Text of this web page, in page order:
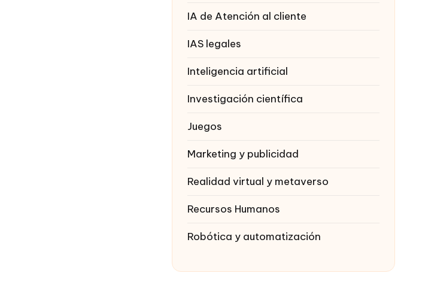
IA de Atención al cliente
IAS legales
Inteligencia artificial
Investigación científica
Juegos
Marketing y publicidad
Realidad virtual y metaverso
Recursos Humanos
Robótica y automatización